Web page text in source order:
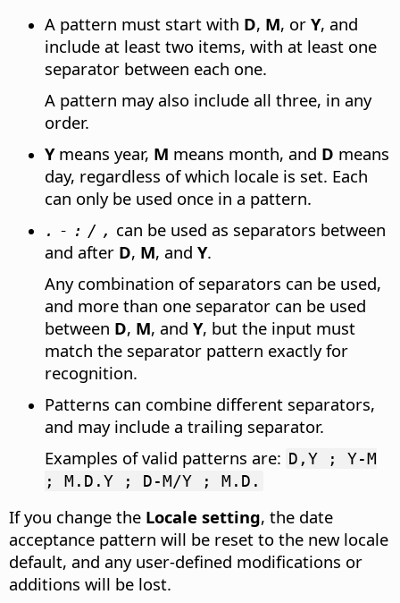
A pattern must start with D, M, or Y, and
include at least two items, with at least one
separator between each one.
A pattern may also include all three, in any
order.
Ymeans year, M means month, and D means
day, regardless of which locale is set. Each
can only be used once in a pattern.
. - : / , can be used as separators between
and after D, M, and Y.
Any combination of separators can be used,
and more than one separator can be used
between D, M, and Y, but the input must
match the separator pattern exactly for
recognition.
Patterns can combine different separators,
and may include a trailing separator.
Examples of valid patterns are: D,Y ; Y-M
; M.D.Y ; D-M/Y ; M.D.
If you change the Locale setting, the date
acceptance pattern will be reset to the new locale
default, and any user-defined modifications or
additions will be lost.